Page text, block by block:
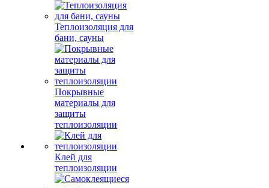
Теплоизоляция для
бани, сауны
Покрывные
материалы для
защиты
теплоизоляции
Клей для
теплоизоляции